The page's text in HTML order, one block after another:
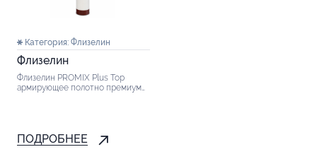
Категория: Флизелин
Флизелин
Флизелин PROMIX Plus Top
армирующее полотно премиум
ПОДРОБНЕЕ